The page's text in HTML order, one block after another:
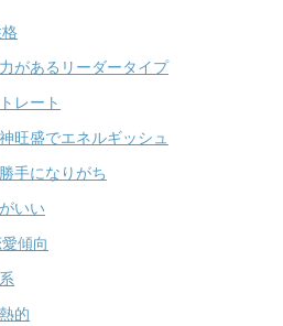
があるリーダータイプ
レート
旺盛でエネルギッシュ
手になりがち
いい
傾向
的